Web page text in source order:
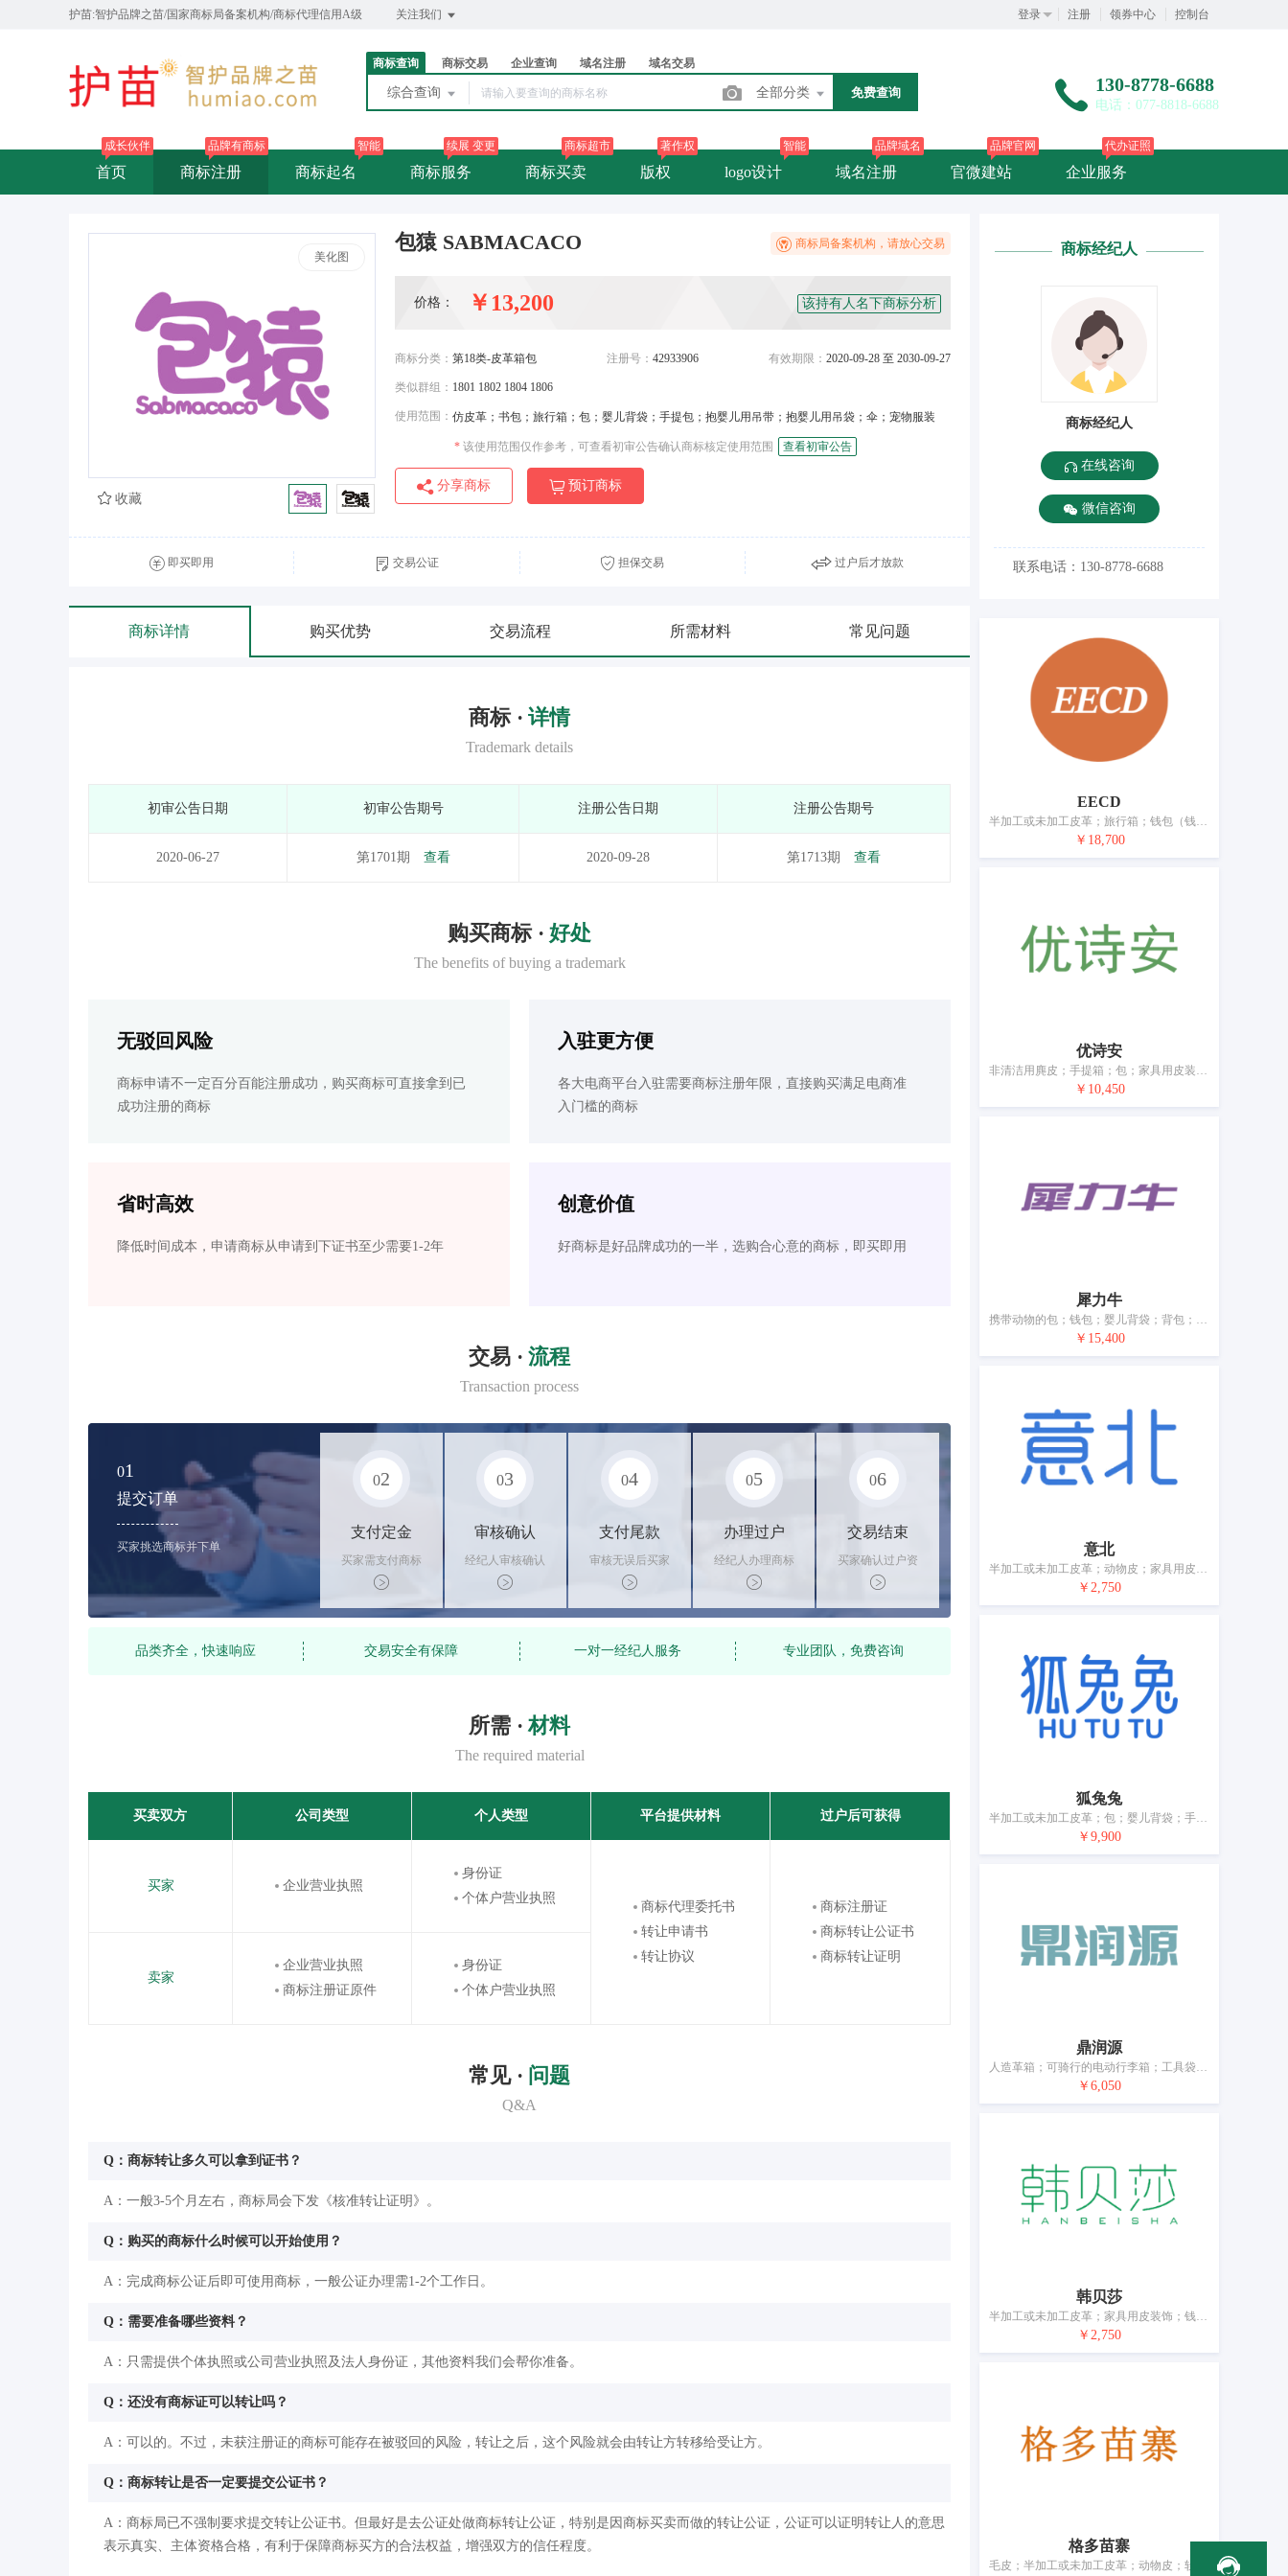
护苗:智护品牌之苗/国家商标局备案机构/商标代理信用A级 关注我们 登录 注册 领券中心 控制台
商标查询 商标交易 企业查询 域名注册 域名交易
综合查询 全部分类 免费查询 130-8778-6688
电话：077-8818-6688
首页
成长伙伴
商标注册
品牌有商标
商标起名
智能
商标服务
续展 变更
商标买卖
商标超市
版权
著作权
logo设计
智能
域名注册
品牌域名
官微建站
品牌官网
企业服务
代办证照
美化图
包猿 SABMACACO 商标局备案机构，请放心交易
价格： ￥13,200 该持有人名下商标分析
商标分类： 第18类-皮革箱包 注册号： 42933906 有效期限： 2020-09-28 至 2030-09-27
类似群组： 1801 1802 1804 1806
使用范围： 仿皮革；书包；旅行箱；包；婴儿背袋；手提包；抱婴儿用吊带；抱婴儿用吊袋；伞；宠物服装
* 该使用范围仅作参考，可查看初审公告确认商标核定使用范围 查看初审公告
分享商标
预订商标
收藏
即买即用 交易公证 担保交易 过户后才放款
商标详情 购买优势 交易流程 所需材料 常见问题
商标 · 详情
Trademark details
初审公告日期 初审公告期号 注册公告日期 注册公告期号
2020-06-27 第1701期 查看 2020-09-28 第1713期 查看
购买商标 · 好处
The benefits of buying a trademark
无驳回风险
商标申请不一定百分百能注册成功，购买商标可直接拿到已
成功注册的商标
入驻更方便
各大电商平台入驻需要商标注册年限，直接购买满足电商准
入门槛的商标
省时高效
降低时间成本，申请商标从申请到下证书至少需要1-2年
创意价值
好商标是好品牌成功的一半，选购合心意的商标，即买即用
交易 · 流程
Transaction process
01
提交订单
买家挑选商标并下单
02
支付定金
买家需支付商标
标价的10%的购
买订金
03
审核确认
经纪人审核确认
商标状态
04
支付尾款
审核无误后买家
支付尾款，卖家
办理相关手续
05
办理过户
经纪人办理商标
转让手续，交付
相关证书
06
交易结束
买家确认过户资
料后，平台解冻
资金支付卖家
品类齐全，快速响应 交易安全有保障 一对一经纪人服务 专业团队，免费咨询
所需 · 材料
The required material
买卖双方 公司类型 个人类型 平台提供材料 过户后可获得
买家 企业营业执照
身份证
个体户营业执照
商标代理委托书
转让申请书
转让协议
商标注册证
商标转让公证书
商标转让证明
卖家
企业营业执照
商标注册证原件
身份证
个体户营业执照
常见 · 问题
Q&A
Q：商标转让多久可以拿到证书？
A：一般3-5个月左右，商标局会下发《核准转让证明》。
Q：购买的商标什么时候可以开始使用？
A：完成商标公证后即可使用商标，一般公证办理需1-2个工作日。
Q：需要准备哪些资料？
A：只需提供个体执照或公司营业执照及法人身份证，其他资料我们会帮你准备。
Q：还没有商标证可以转让吗？
A：可以的。不过，未获注册证的商标可能存在被驳回的风险，转让之后，这个风险就会由转让方转移给受让方。
Q：商标转让是否一定要提交公证书？
A：商标局已不强制要求提交转让公证书。但最好是去公证处做商标转让公证，特别是因商标买卖而做的转让公证，公证可以证明转让人的意思
表示真实、主体资格合格，有利于保障商标买方的合法权益，增强双方的信任程度。
商标经纪人
商标经纪人
在线咨询
微信咨询
联系电话：130-8778-6688
EECD
半加工或未加工皮革；旅行箱；钱包（钱夹）；可骑行的电动行李箱；包；皮箱；皮革或皮革板制箱；背包；行李箱；伞
￥18,700
优诗安
非清洁用麂皮；手提箱；包；家具用皮装饰；工具袋（空的）；购物袋用拎袋器；皮制系带；伞；手杖；动物项圈
￥10,450
犀力牛
携带动物的包；钱包；婴儿背袋；背包；旅行箱；包；旅行包；伞；宠物项圈；宠物服装
￥15,400
意北
半加工或未加工皮革；动物皮；家具用皮装饰；钱包（钱夹）；行李箱；包；皮制系带；伞
￥2,750
狐兔兔
半加工或未加工皮革；包；婴儿背袋；手提包；抱婴儿用吊袋；旅行包；背包；钱包（钱夹）；伞；手杖
￥9,900
鼎润源
人造革箱；可骑行的电动行李箱；工具袋（空的）；帆布箱；抱婴儿用吊袋；猎物袋（打猎用具）；皮革或皮革板制盒；皮革或皮革板制箱；硫化纤维盒；行李箱专用压缩收纳包
￥6,050
韩贝莎
半加工或未加工皮革；家具用皮装饰；钱包（钱夹）；婴儿背袋；行李箱；包；皮制系带；伞；手杖；宠物服装
￥2,750
格多苗寨